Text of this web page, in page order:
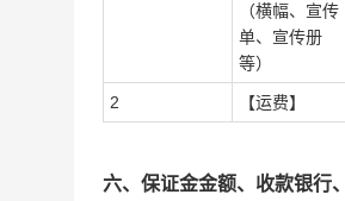
（横幅、宣传
单、宣传册
等）
2 【运费】
六、保证金金额、收款银行